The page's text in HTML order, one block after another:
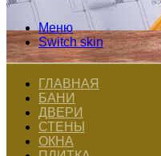
Меню
Switch skin
ГЛАВНАЯ
БАНИ
ДВЕРИ
СТЕНЫ
ОКНА